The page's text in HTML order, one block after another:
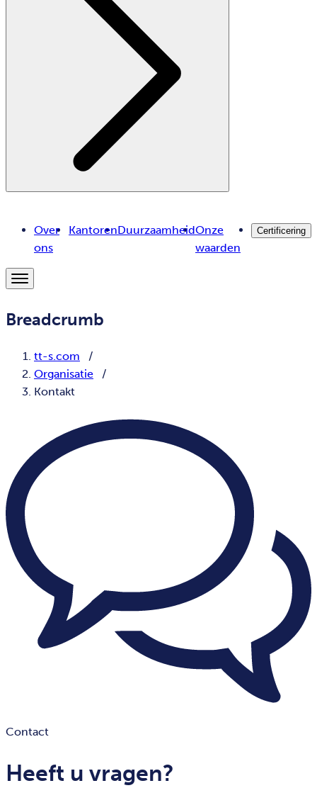
Over
ons
KantorenDuurzaamheidOnze
waarden
Certificering
Breadcrumb
tt-s.com
Organisatie
Kontakt
Contact
Heeft u vragen?